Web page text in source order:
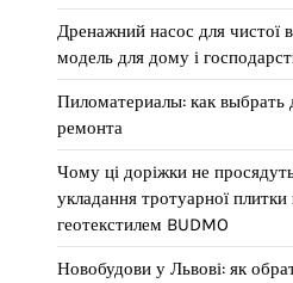
Дренажний насос для чистої
модель для дому і
Пиломатериалы: как выбрать
ремонта
Чому ці доріжки не
укладання тротуарної
геотекстилем BUDMO
Новобудови у Львові: як